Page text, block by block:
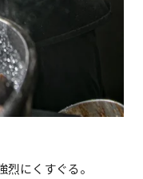
にくすぐる。